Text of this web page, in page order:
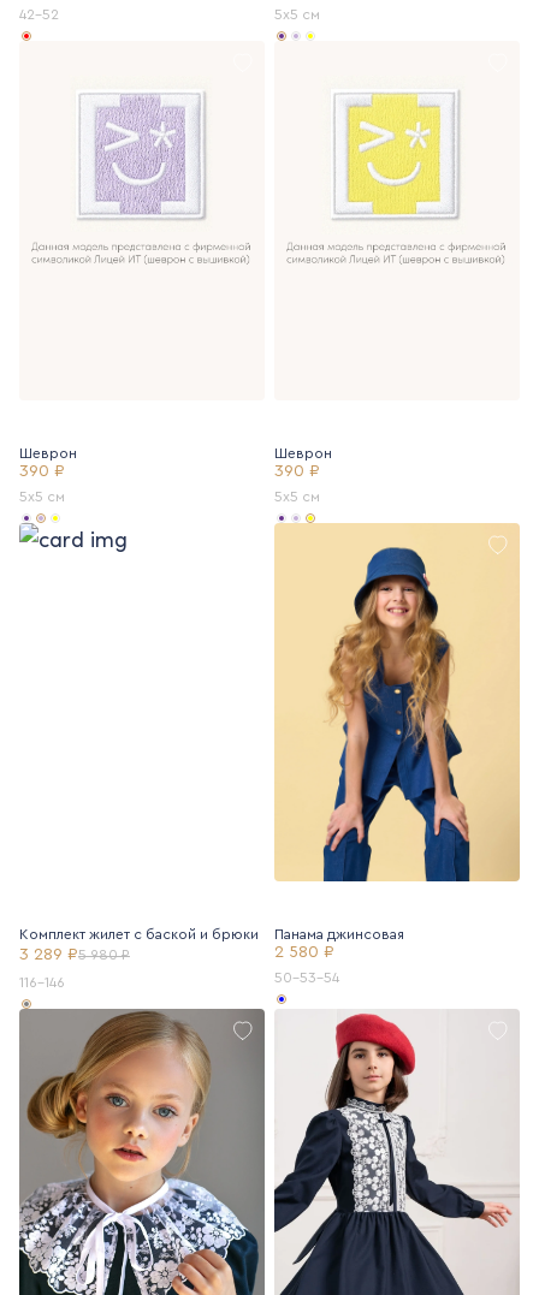
42-52 5х5 см
Шеврон
390 ₽
5х5 см
Шеврон
390 ₽
5х5 см
Комплект жилет с баской и брюки
3 289 ₽5 980 ₽
116-146
Панама джинсовая
2 580 ₽
50-53-54